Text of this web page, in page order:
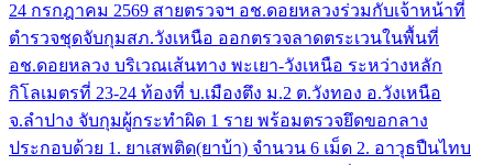
24 กรกฎาคม 2569 สายตรวจฯ อช.ดอยหลวงร่วมกับเจ้าหน้าที่
ตำรวจชุดจับกุมสภ.วังเหนือ ออกตรวจลาดตระเวนในพื้นที่
อช.ดอยหลวง บริเวณเส้นทาง พะเยา-วังเหนือ ระหว่างหลัก
กิโลเมตรที่ 23-24 ท้องที่ บ.เมืองตึง ม.2 ต.วังทอง อ.วังเหนือ
จ.ลำปาง จับกุมผู้กระทำผิด 1 ราย พร้อมตรวจยึดขอกลาง
ประกอบด้วย 1. ยาเสพติด(ยาบ้า) จำนวน 6 เม็ด 2. อาวุธปืนไทบ